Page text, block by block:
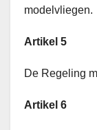
modelvliegen.
Artikel 5
De Regeling
Artikel 6